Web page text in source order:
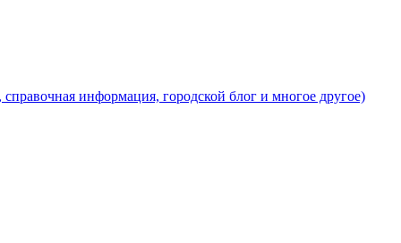
информация, городской блог и многое другое)